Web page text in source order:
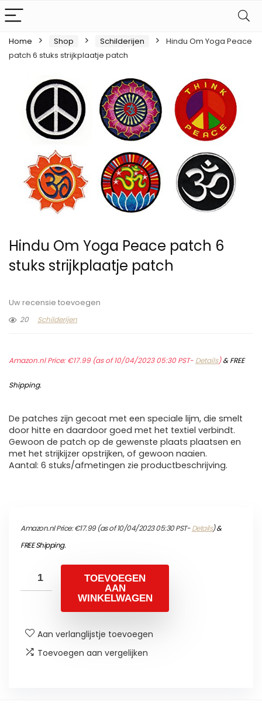
Home Shop Schilderijen
Hindu Om Yoga Peace
patch 6 stuks strijkplaatje patch
Hindu Om Yoga Peace patch 6
stuks strijkplaatje patch
Uw recensie toevoegen
20
Schilderijen
Amazon.nl Price:€17.99(as of 10/04/2023 05:30 PST- Details)&FREE
Shipping.
De patches zijn gecoat met een speciale lijm, die smelt
door hitte en daardoor goed met het textiel verbindt.
Gewoon de patch op de gewenste plaats plaatsen en
met het strijkijzer opstrijken, of gewoon naaien.
Aantal: 6 stuks/afmetingen zie productbeschrijving.
Amazon.nl Price:€17.99(as of 10/04/2023 05:30 PST-Details)&
FREE Shipping.
TOEVOEGEN
AAN
WINKELWAGEN
Aan verlanglijstje toevoegen
Toevoegen aan vergelijken